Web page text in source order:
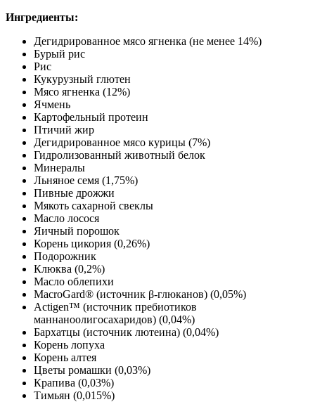
Ингредиенты:
Дегидрированное мясо ягненка (не менее 14%)
Бурый рис
Рис
Кукурузный глютен
Мясо ягненка (12%)
Ячмень
Картофельный протеин
Птичий жир
Дегидрированное мясо курицы (7%)
Гидролизованный животный белок
Минералы
Льняное семя (1,75%)
Пивные дрожжи
Мякоть сахарной свеклы
Масло лосося
Яичный порошок
Корень цикория (0,26%)
Подорожник
Клюква (0,2%)
Масло облепихи
MacroGard® (источник β-глюканов) (0,05%)
Actigen™ (источник пребиотиков
маннаноолигосахаридов) (0,04%)
Бархатцы (источник лютеина) (0,04%)
Корень лопуха
Корень алтея
Цветы ромашки (0,03%)
Крапива (0,03%)
Тимьян (0,015%)